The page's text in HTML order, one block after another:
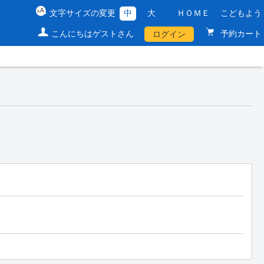
文字サイズの変更 中 大 ＨＯＭＥ こどもよう
こんにちはゲストさん ログイン 予約カート